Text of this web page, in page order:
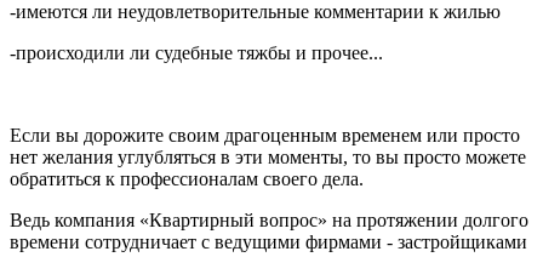
-имеются ли неудовлетворительные комментарии к жилью
-происходили ли судебные тяжбы и прочее...
Если вы дорожите своим драгоценным временем или просто
нет желания углубляться в эти моменты, то вы просто можете
обратиться к профессионалам своего дела.
Ведь компания «Квартирный вопрос» на протяжении долгого
времени сотрудничает с ведущими фирмами - застройщиками